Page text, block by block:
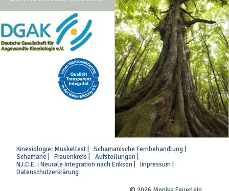
Kinesiologie: Muskeltest
Schamanische Fernbehandlung
Schamane
Frauenkreis
Aufstellungen
N.I.C.E. : Neurale Integration nach Erikson
Impressum
Datenschutzerklärung